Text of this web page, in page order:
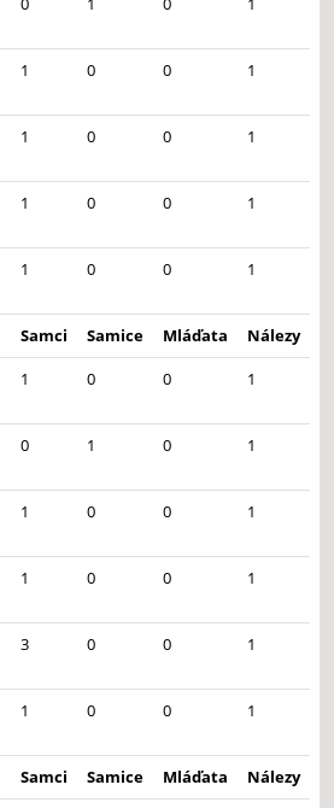
1 0 0 1
1 0 0 1
1 0 0 1
1 0 0 1
Samci Samice Mláďata
Nálezy
1 0 0 1
0 1 0 1
1 0 0 1
1 0 0 1
3 0 0 1
1 0 0 1
Samci Samice Mláďata
Nálezy